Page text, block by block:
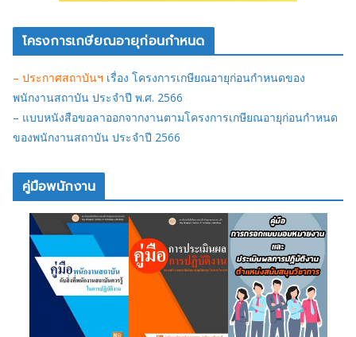
โครงการเกษียณอายุก่อนกำหนด
– ประกาศสถาบันฯ เรื่อง โครงการเกษียณอายุก่อนกำหนดของ
พนักงานสถาบัน ประจำปี พ.ศ. 2566
– แบบหนังสือขอลาออกจากงานตามโครงการเกษียณอายุก่อนกำหนด
ของพนักงานสถาบัน ประจำปี 2566
คู่มือพนักงาน